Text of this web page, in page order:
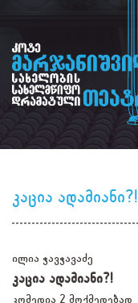
კაცია ადამიანი?!
ილია ჭავჭავაძე
კაცია ადამიანი?!
კომედია 2 მოქმედებად